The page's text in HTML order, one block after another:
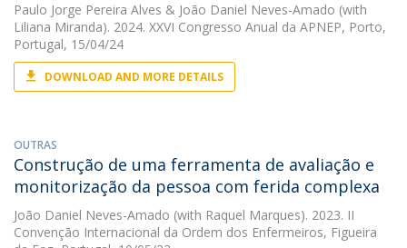
Paulo Jorge Pereira Alves & João Daniel Neves-Amado (with
Liliana Miranda). 2024. XXVI Congresso Anual da APNEP, Porto,
Portugal, 15/04/24
DOWNLOAD AND MORE DETAILS
OUTRAS
Construção de uma ferramenta de avaliação e
monitorização da pessoa com ferida complexa
João Daniel Neves-Amado (with Raquel Marques). 2023. II
Convenção Internacional da Ordem dos Enfermeiros, Figueira